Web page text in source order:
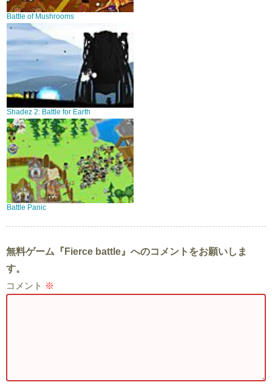
Battle of Mushrooms
Shadez 2: Battle for Earth
Battle Panic
無料ゲーム『Fierce battle』へのコメントをお願いしま
す。
コメント ※